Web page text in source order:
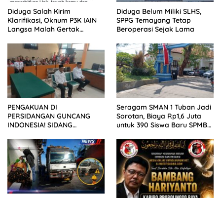
Diduga Salah Kirim
Klarifikasi, Oknum P3K IAIN
Langsa Malah Gertak
Diduga Belum Miliki SLHS,
SPPG Temayang Tetap
Beroperasi Sejak Lama
PENGAKUAN DI
PERSIDANGAN GUNCANG
INDONESIA! SIDANG
KELUARGA KORBAN
MENGAMUK DI PN MALANG
Seragam SMAN 1 Tuban Jadi
Sorotan, Biaya Rp1,6 Juta
untuk 390 Siswa Baru SPMB